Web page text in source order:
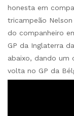
honesta em
tricampeão
do companheiro
GP da Inglaterra
abaixo, dando um
volta no GP da